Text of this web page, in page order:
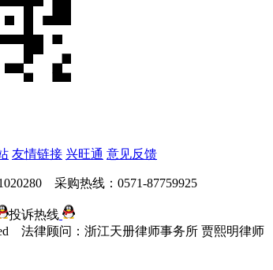
友情链接 兴旺通 意见反馈
采购热线：0571-87759925
投诉热线
法律顾问：浙江天册律师事务所 贾熙明律师